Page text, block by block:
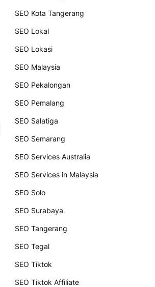
SEO Kota Tangerang
SEO Lokal
SEO Lokasi
SEO Malaysia
SEO Pekalongan
SEO Pemalang
SEO Salatiga
SEO Semarang
SEO Services Australia
SEO Services in Malaysia
SEO Solo
SEO Surabaya
SEO Tangerang
SEO Tegal
SEO Tiktok
SEO Tiktok Affiliate